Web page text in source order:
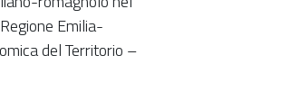
Emilia-
del Territorio –